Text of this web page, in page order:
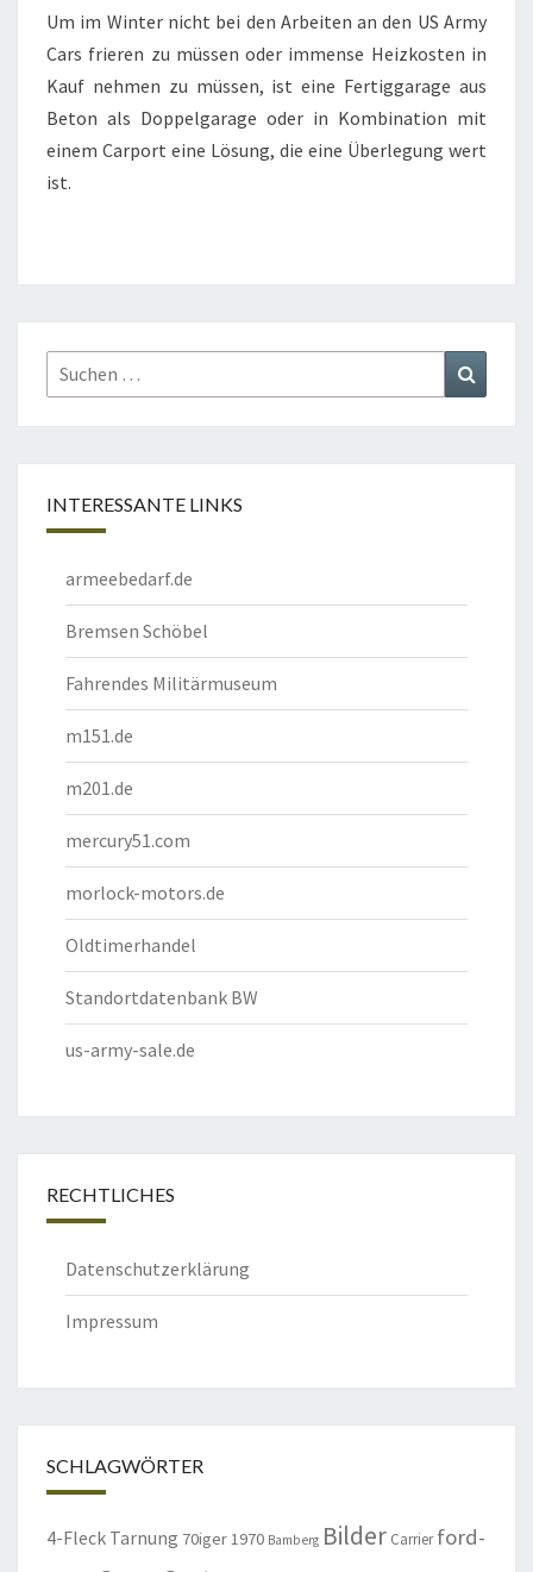
Um im Winter nicht bei den Arbeiten an den US Army
Cars frieren zu müssen oder immense Heizkosten in
Kauf nehmen zu müssen, ist eine Fertiggarage aus
Beton als Doppelgarage oder in Kombination mit
einem Carport eine Lösung, die eine Überlegung wert
ist.
Suchen
nach:
INTERESSANTE LINKS
armeebedarf.de
Bremsen Schöbel
Fahrendes Militärmuseum
m151.de
m201.de
mercury51.com
morlock-motors.de
Oldtimerhandel
Standortdatenbank BW
us-army-sale.de
RECHTLICHES
Datenschutzerklärung
Impressum
SCHLAGWÖRTER
4-Fleck Tarnung 70iger1970 Bamberg Bilder Carrier ford-